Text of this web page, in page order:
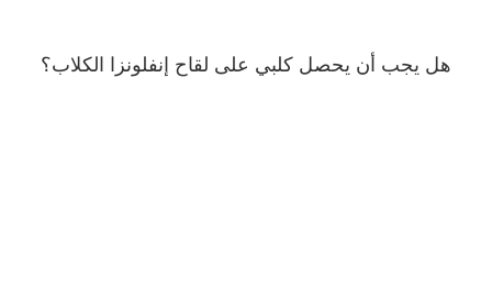
هل يجب أن يحصل كلبي على لقاح إنفلونزا الكلاب؟